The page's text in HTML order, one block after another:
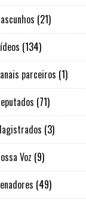
(21)
(134)
parceiros (1)
(71)
(3)
Voz (9)
(49)